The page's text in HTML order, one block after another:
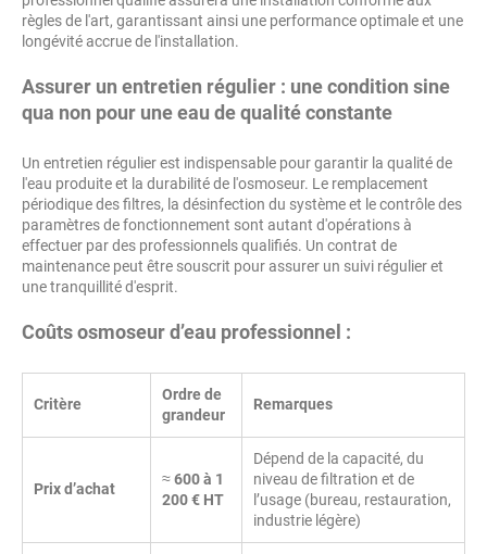
règles de l'art, garantissant ainsi une performance optimale et une
longévité accrue de l'installation.
Assurer un entretien régulier : une condition sine
qua non pour une eau de qualité constante
Un entretien régulier est indispensable pour garantir la qualité de
l'eau produite et la durabilité de l'osmoseur. Le remplacement
périodique des filtres, la désinfection du système et le contrôle des
paramètres de fonctionnement sont autant d'opérations à
effectuer par des professionnels qualifiés. Un contrat de
maintenance peut être souscrit pour assurer un suivi régulier et
une tranquillité d'esprit.
Coûts osmoseur d’eau professionnel :
Critère
Ordre de
grandeur
Remarques
Prix d’achat
≈600 à 1
200 € HT
Dépend de la capacité, du
niveau de filtration et de
l’usage (bureau, restauration,
industrie légère)